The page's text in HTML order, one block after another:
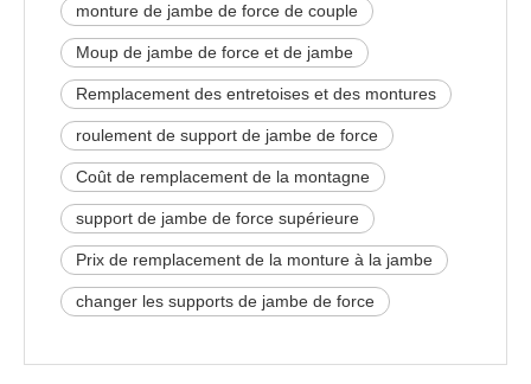
monture de jambe de force de couple
Moup de jambe de force et de jambe
Remplacement des entretoises et des montures
roulement de support de jambe de force
Coût de remplacement de la montagne
support de jambe de force supérieure
Prix ​​de remplacement de la monture à la jambe
changer les supports de jambe de force